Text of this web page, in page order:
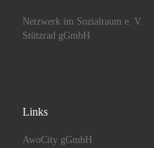
Netzwerk im Sozialraum e. V.
Stützrad gGmbH
Links
AwoCity gGmbH